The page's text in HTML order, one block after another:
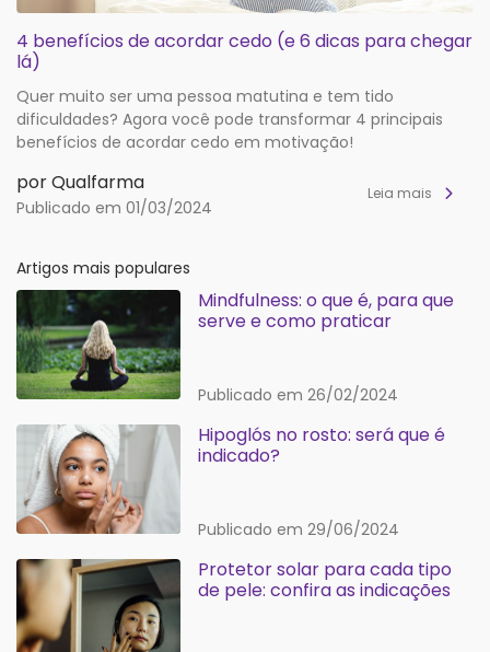
4 benefícios de acordar cedo (e 6 dicas para chegar
lá)
Quer muito ser uma pessoa matutina e tem tido
dificuldades? Agora você pode transformar 4 principais
benefícios de acordar cedo em motivação!
por Qualfarma
Publicado em 01/03/2024
Leia mais
Artigos mais populares
Mindfulness: o que é, para que
serve e como praticar
Publicado em 26/02/2024
Hipoglós no rosto: será que é
indicado?
Publicado em 29/06/2024
Protetor solar para cada tipo
de pele: confira as indicações